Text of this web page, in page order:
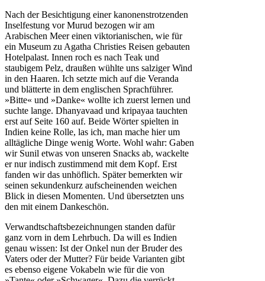
Nach der Besichtigung einer kanonenstrotzenden
Inselfestung vor Murud bezogen wir am
Arabischen Meer einen viktorianischen, wie für
ein Museum zu Agatha Christies Reisen gebauten
Hotelpalast. Innen roch es nach Teak und
staubigem Pelz, draußen wühlte uns salziger Wind
in den Haaren. Ich setzte mich auf die Veranda
und blätterte in dem englischen Sprachführer.
»Bitte« und »Danke« wollte ich zuerst lernen und
suchte lange. Dhanyavaad und kripayaa tauchten
erst auf Seite 160 auf. Beide Wörter spielten in
Indien keine Rolle, las ich, man mache hier um
alltägliche Dinge wenig Worte. Wohl wahr: Gaben
wir Sunil etwas von unseren Snacks ab, wackelte
er nur indisch zustimmend mit dem Kopf. Erst
fanden wir das unhöflich. Später bemerkten wir
seinen sekundenkurz aufscheinenden weichen
Blick in diesen Momenten. Und übersetzten uns
den mit einem Dankeschön.
Verwandtschaftsbezeichnungen standen dafür
ganz vorn in dem Lehrbuch. Da will es Indien
genau wissen: Ist der Onkel nun der Bruder des
Vaters oder der Mutter? Für beide Varianten gibt
es ebenso eigene Vokabeln wie für die von